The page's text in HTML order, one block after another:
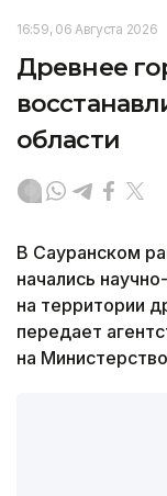
16:59, 06 Августа 2026
Древнее
области
В Сауранском
начались
на территории
передает
на